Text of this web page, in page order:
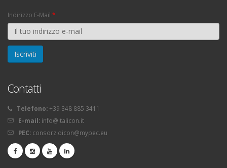
Indirizzo E-Mail *
Contatti
Telefono: +39 348 885 3411
E-mail: info@italicon.it
PEC: consorzioicon@mypec.eu